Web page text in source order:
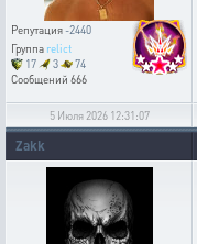
Репутация-2440
Группа relict
17
3
74
Сообщений 666
5 Июля 2026 12:31:07
Zakk